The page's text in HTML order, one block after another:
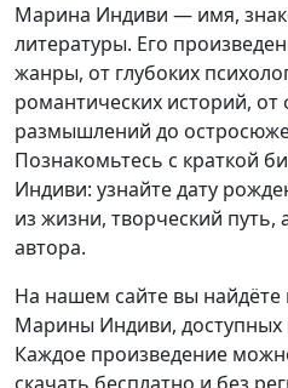
Марина Индиви — имя,
литературы. Его
жанры, от глубоких
романтических историй, от
размышлений до
Познакомьтесь с краткой
Индиви: узнайте дату
из жизни, творческий
автора.
На нашем сайте вы найдёте
Марины Индиви, доступных
Каждое произведение